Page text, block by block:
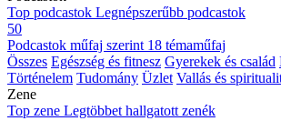
Top podcastok Legnépszerűbb podcastok
50
Podcastok műfaj szerint 18 témaműfaj
Összes Egészség és fitnesz Gyerekek és család
Történelem Tudomány Üzlet Vallás és
Zene
Top zene Legtöbbet hallgatott zenék